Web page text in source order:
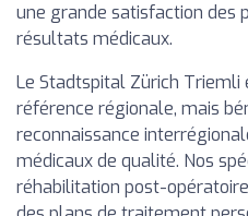
une grande satisfaction des
résultats médicaux.
Le Stadtspital Zürich Triemli
référence régionale, mais
reconnaissance
médicaux de qualité. Nos
réhabilitation post-